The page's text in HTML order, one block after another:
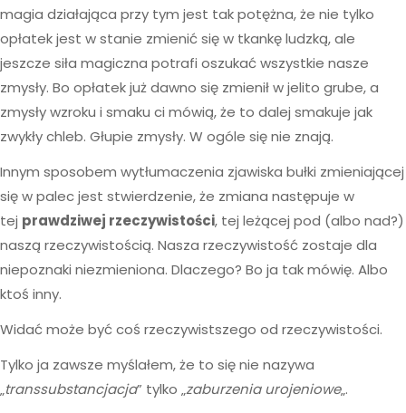
magia działająca przy tym jest tak potężna, że nie tylko
opłatek jest w stanie zmienić się w tkankę ludzką, ale
jeszcze siła magiczna potrafi oszukać wszystkie nasze
zmysły. Bo opłatek już dawno się zmienił w jelito grube, a
zmysły wzroku i smaku ci mówią, że to dalej smakuje jak
zwykły chleb. Głupie zmysły. W ogóle się nie znają.
Innym sposobem wytłumaczenia zjawiska bułki zmieniającej
się w palec jest stwierdzenie, że zmiana następuje w
tej prawdziwej rzeczywistości, tej leżącej pod (albo nad?)
naszą rzeczywistością. Nasza rzeczywistość zostaje dla
niepoznaki niezmieniona. Dlaczego? Bo ja tak mówię. Albo
ktoś inny.
Widać może być coś rzeczywistszego od rzeczywistości.
Tylko ja zawsze myślałem, że to się nie nazywa
„transsubstancjacja” tylko „zaburzenia urojeniowe„.